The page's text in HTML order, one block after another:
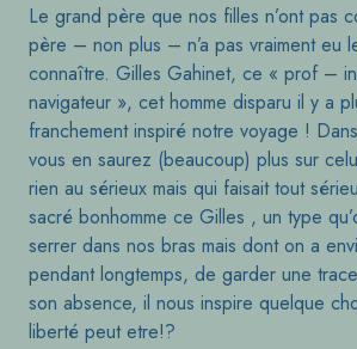
Le grand père que nos filles n’ont pas
père – non plus – n’a pas vraiment eu
connaître. Gilles Gahinet, ce « prof –
navigateur », cet homme disparu il y a
franchement inspiré notre voyage !
vous en saurez (beaucoup) plus sur
rien au sérieux mais qui faisait tout
sacré bonhomme ce Gilles , un type
serrer dans nos bras mais dont on a
pendant longtemps, de garder une
son absence, il nous inspire quelque
liberté peut etre!?